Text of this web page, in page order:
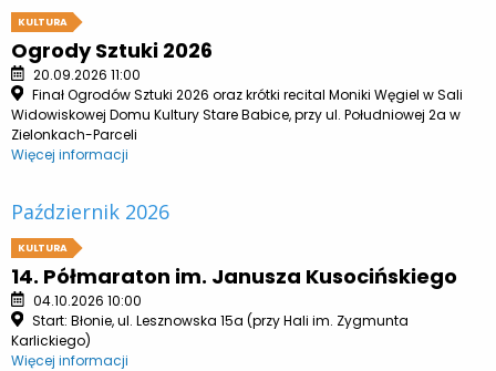
KULTURA
Ogrody Sztuki 2026
20.09.2026 11:00
Finał Ogrodów Sztuki 2026 oraz krótki recital Moniki Węgiel w Sali
Widowiskowej Domu Kultury Stare Babice, przy ul. Południowej 2a w
Zielonkach-Parceli
Więcej informacji
Październik 2026
KULTURA
14. Półmaraton im. Janusza Kusocińskiego
04.10.2026 10:00
Start: Błonie, ul. Lesznowska 15a (przy Hali im. Zygmunta
Karlickiego)
Więcej informacji